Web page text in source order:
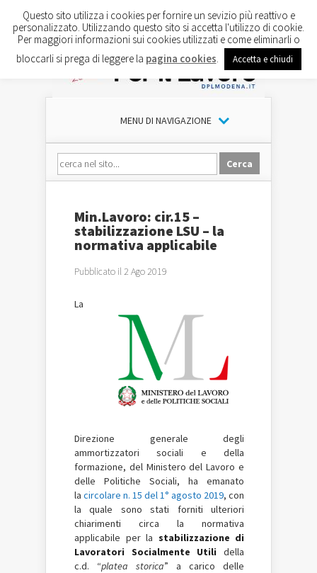
MENU DI NAVIGAZIONE
Min.Lavoro: cir.15 –
stabilizzazione LSU – la
normativa applicabile
Pubblicato il 2 Ago 2019
La
Direzione generale degli
ammortizzatori sociali e della
formazione, del Ministero del Lavoro e
delle Politiche Sociali, ha emanato
la circolare n. 15 del 1° agosto 2019, con
la quale sono stati forniti ulteriori
chiarimenti circa la normativa
applicabile per la stabilizzazione di
Lavoratori Socialmente Utili della
c.d. “platea storica” a carico delle
Questo sito utilizza i cookies per fornire un sevizio più reattivo e
personalizzato. Utilizzando questo sito si accetta l'utilizzo di cookie.
Per maggiori informazioni sui cookies utilizzati e come eliminarli o
bloccarli si prega di leggere la pagina cookies Accetta e chiudi